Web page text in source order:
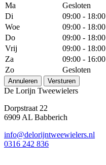
Ma
Gesloten
Di
09:00 - 18:00
Woe
09:00 - 18:00
Do
09:00 - 18:00
Vrij
09:00 - 18:00
Za
09:00 - 16:00
Zo
Gesloten
Annuleren Versturen
De Lorijn Tweewielers
Dorpstraat 22
6909 AL Babberich
info@delorijntweewielers.nl
0316 242 836